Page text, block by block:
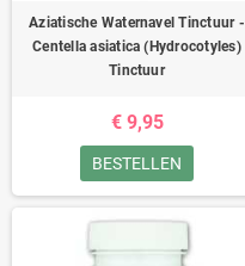
Aziatische Waternavel Tinctuur -
Centella asiatica (Hydrocotyles)
Tinctuur
€ 9,95
BESTELLEN